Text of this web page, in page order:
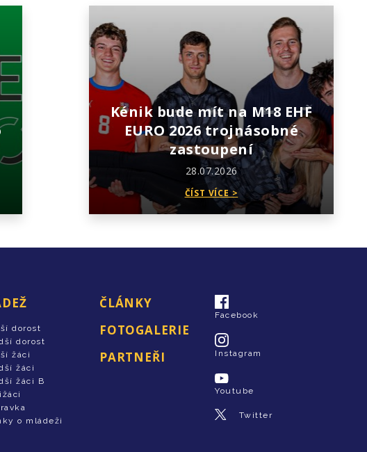
Kénik bude mít na M18 EHF
EURO 2026 trojnásobné
zastoupení
28.07.2026
ČÍST VÍCE >
dorost
dorost
žáci
žáci
žáci B
o mládeži
ČLÁNKY
FOTOGALERIE
PARTNEŘI
Facebook
Instagram
Youtube
Twitter